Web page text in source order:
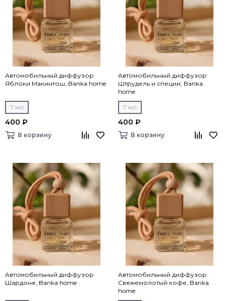
Автомобильный диффузор
Яблоки Макинтош, Banka home
7 мл
400 ₽
В корзину
Автомобильный диффузор
Штрудель и специи, Banka
home
7 мл
400 ₽
В корзину
Автомобильный диффузор
Шардоне, Banka home
Автомобильный диффузор
Свежемолотый кофе, Banka
home